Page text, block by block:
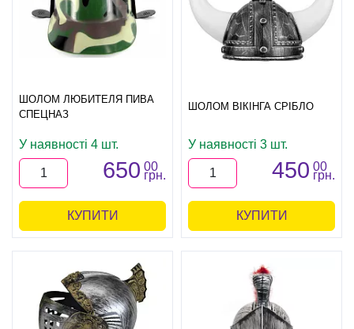
ШОЛОМ ЛЮБИТЕЛЯ ПИВА
СПЕЦНАЗ
У наявності 4 шт.
650 00
грн.
КУПИТИ
ШОЛОМ ВІКІНГА СРІБЛО
У наявності 3 шт.
450 00
грн.
КУПИТИ